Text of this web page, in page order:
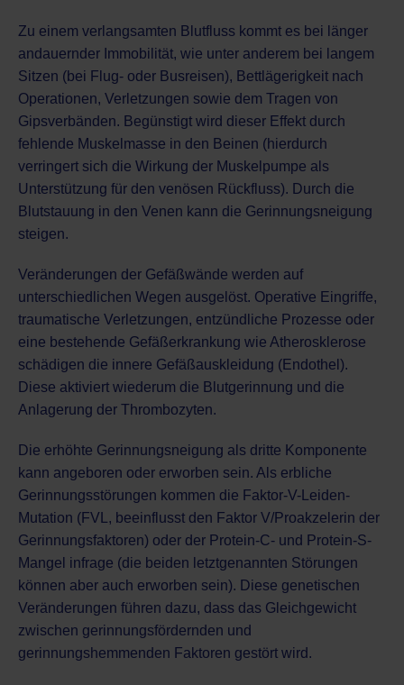
Zu einem verlangsamten Blutfluss kommt es bei länger
andauernder Immobilität, wie unter anderem bei langem
Sitzen (bei Flug- oder Busreisen), Bettlägerigkeit nach
Operationen, Verletzungen sowie dem Tragen von
Gipsverbänden. Begünstigt wird dieser Effekt durch
fehlende Muskelmasse in den Beinen (hierdurch
verringert sich die Wirkung der Muskelpumpe als
Unterstützung für den venösen Rückfluss). Durch die
Blutstauung in den Venen kann die Gerinnungsneigung
steigen.
Veränderungen der Gefäßwände werden auf
unterschiedlichen Wegen ausgelöst. Operative Eingriffe,
traumatische Verletzungen, entzündliche Prozesse oder
eine bestehende Gefäßerkrankung wie Atherosklerose
schädigen die innere Gefäßauskleidung (Endothel).
Diese aktiviert wiederum die Blutgerinnung und die
Anlagerung der Thrombozyten.
Die erhöhte Gerinnungsneigung als dritte Komponente
kann angeboren oder erworben sein. Als erbliche
Gerinnungsstörungen kommen die Faktor-V-Leiden-
Mutation (FVL, beeinflusst den Faktor V/Proakzelerin der
Gerinnungsfaktoren) oder der Protein-C- und Protein-S-
Mangel infrage (die beiden letztgenannten Störungen
können aber auch erworben sein). Diese genetischen
Veränderungen führen dazu, dass das Gleichgewicht
zwischen gerinnungsfördernden und
gerinnungshemmenden Faktoren gestört wird.